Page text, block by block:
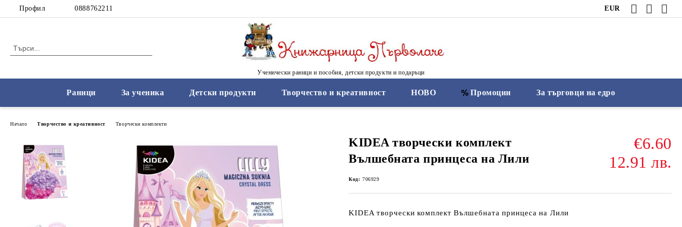
Профил 0888762211 EUR
Ученически раници и пособия, детски продукти и подаръци
Раници За ученика Детски продукти Творчество и креативност НОВО Промоции За търговци на едро
Начало Творчество и креативност Творчески комплекти
KIDEA творчески комплект
Вълшебната принцеса на Лили
€6.60
12.91 лв.
Код: 706929
KIDEA творчески комплект Вълшебната принцеса на Лили